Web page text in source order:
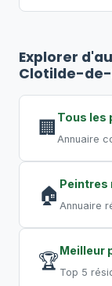
des
peut
Explorer
Clotilde-
🏢 Tous les
Annuaire
🏠 Peintres
Annuaire
🏆Meilleur
Top 5